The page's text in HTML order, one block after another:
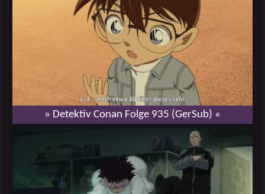
» Detektiv Conan Folge 935 (GerSub) «